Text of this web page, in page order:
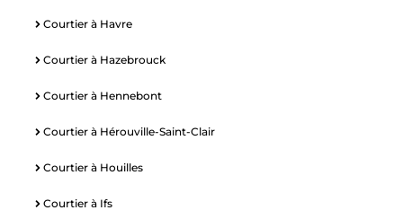
Courtier à Havre
Courtier à Hazebrouck
Courtier à Hennebont
Courtier à Hérouville-Saint-Clair
Courtier à Houilles
Courtier à Ifs